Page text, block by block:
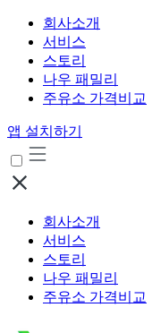
회사소개
서비스
스토리
나우 패밀리
주유소 가격비교
앱 설치하기
회사소개
서비스
스토리
나우 패밀리
주유소 가격비교